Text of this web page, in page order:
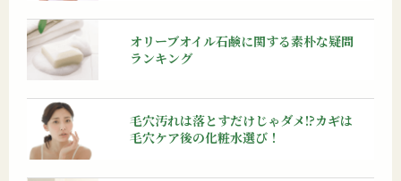
オリーブオイル石鹸に関する素朴な疑問
ランキング
毛穴汚れは落とすだけじゃダメ!?カギは
毛穴ケア後の化粧水選び！